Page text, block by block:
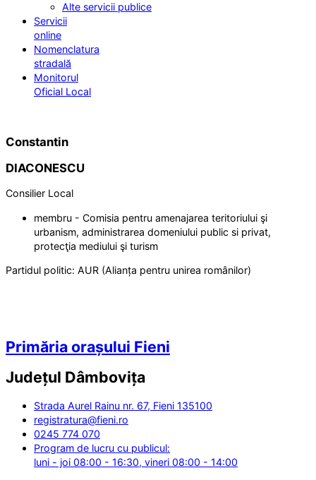
Alte servicii publice
Servicii
online
Nomenclatura
stradală
Monitorul
Oficial Local
Constantin
DIACONESCU
Consilier Local
membru - Comisia pentru amenajarea teritoriului şi
urbanism, administrarea domeniului public si privat,
protecţia mediului şi turism
Partidul politic: AUR (Alianța pentru unirea românilor)
Primăria orașului Fieni
Județul Dâmbovița
Strada Aurel Rainu nr. 67, Fieni 135100
registratura@fieni.ro
0245 774 070
Program de lucru cu publicul:
luni - joi 08:00 - 16:30, vineri 08:00 - 14:00